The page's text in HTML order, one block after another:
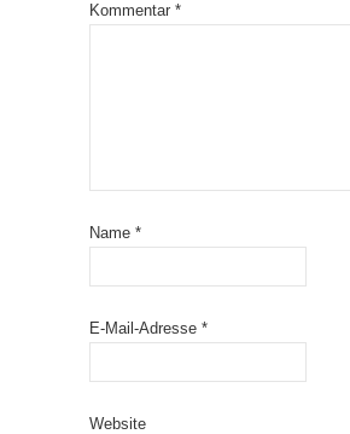
Kommentar *
Name *
E-Mail-Adresse *
Website